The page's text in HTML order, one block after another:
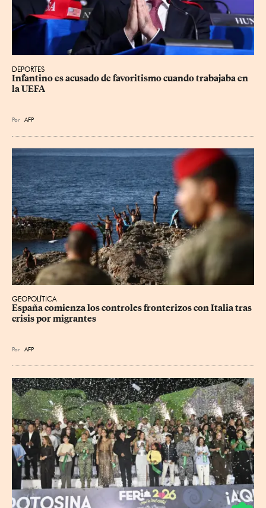
DEPORTES
Infantino es acusado de favoritismo cuando trabajaba en
la UEFA
Por AFP
GEOPOLÍTICA
España comienza los controles fronterizos con Italia tras
crisis por migrantes
Por AFP